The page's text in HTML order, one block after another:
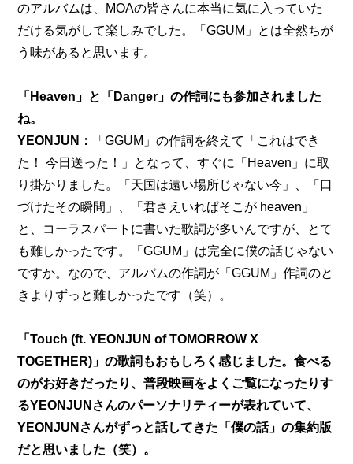
のアルバムは、MOAの皆さんに本当に気に入っていた
だける気がして楽しみでした。「GGUM」とは全然ちが
う味があると思います。
「Heaven」と「Danger」の作詞にも参加されました
ね。
YEONJUN：
「GGUM」の作詞を終えて「これはでき
た！ 今日送った！」となって、すぐに「Heaven」に取
り掛かりました。「天国は遠い場所じゃない今」、「口
づけたその瞬間」、「君さえいればそこが heaven」
と、コーラスパートに書いた歌詞が多いんですが、とて
も難しかったです。「GGUM」は完全に僕の話じゃない
ですか。なので、アルバムの作詞が「GGUM」作詞のと
きよりずっと難しかったです（笑）。
「Touch (ft. YEONJUN of TOMORROW X
TOGETHER)」の歌詞もおもしろく感じました。食べる
のがお好きだったり、普段映画をよくご覧になったりす
るYEONJUNさんのパーソナリティーが表れていて、
YEONJUNさんがずっと話してきた「僕の話」の集約版
だと思いました（笑）。